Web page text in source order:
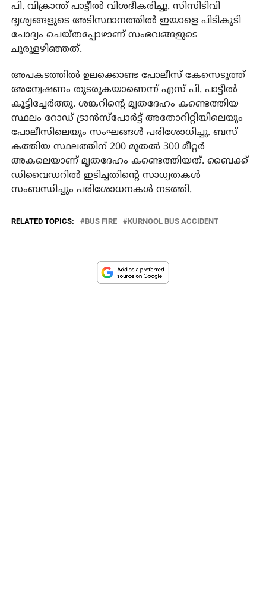
പി. വിക്രാന്ത് പാട്ടീൽ വിശദീകരിച്ചു. സിസിടിവി
ദൃശ്യങ്ങളുടെ അടിസ്ഥാനത്തിൽ ഇയാളെ പിടികൂടി
ചോദ്യം ചെയ്തപ്പോഴാണ് സംഭവങ്ങളുടെ
ചുരുളഴിഞ്ഞത്.
അപകടത്തിൽ ഉലക്കൊണ്ട പോലീസ് കേസെടുത്ത്
അന്വേഷണം തുടരുകയാണെന്ന് എസ് പി. പാട്ടീൽ
കൂട്ടിച്ചേർത്തു. ശങ്കറിന്റെ മൃതദേഹം കണ്ടെത്തിയ
സ്ഥലം റോഡ് ട്രാൻസ്‌പോർട്ട് അതോറിറ്റിയിലെയും
പോലീസിലെയും സംഘങ്ങൾ പരിശോധിച്ചു. ബസ്
കത്തിയ സ്ഥലത്തിന് 200 മുതൽ 300 മീറ്റർ
അകലെയാണ് മൃതദേഹം കണ്ടെത്തിയത്. ബൈക്ക്
ഡിവൈഡറിൽ ഇടിച്ചതിൻ്റെ സാധ്യതകൾ
സംബന്ധിച്ചും പരിശോധനകൾ നടത്തി.
RELATED TOPICS: BUS FIRE KURNOOL BUS ACCIDENT